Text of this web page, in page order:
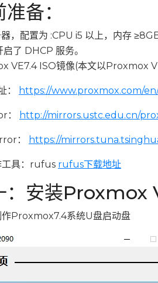
备：
，配置为 :CPU i5 以上，内存
了 DHCP 服务。
VE7.4 ISO镜像(本文以Proxmox
： https://www.proxmox.com/
： http://mirrors.ustc.edu.cn/
： https://
工具：rufus rufus下载地址
：安装Proxmox
Proxmox7.4系统U盘启动盘